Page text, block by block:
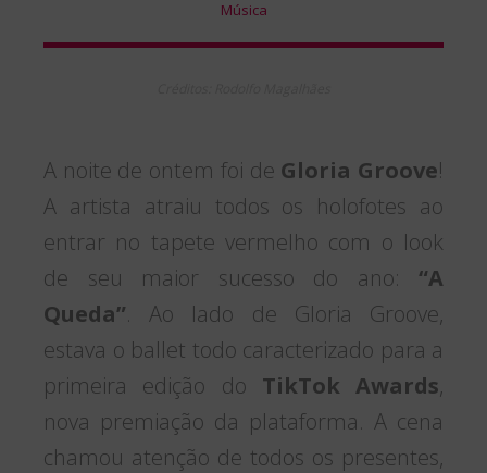
Música
A noite de ontem foi de Gloria Groove!
A artista atraiu todos os holofotes ao
entrar no tapete vermelho com o look
de seu maior sucesso do ano: “A
Queda”. Ao lado de Gloria Groove,
estava o ballet todo caracterizado para a
primeira edição do TikTok Awards,
nova premiação da plataforma. A cena
chamou atenção de todos os presentes,